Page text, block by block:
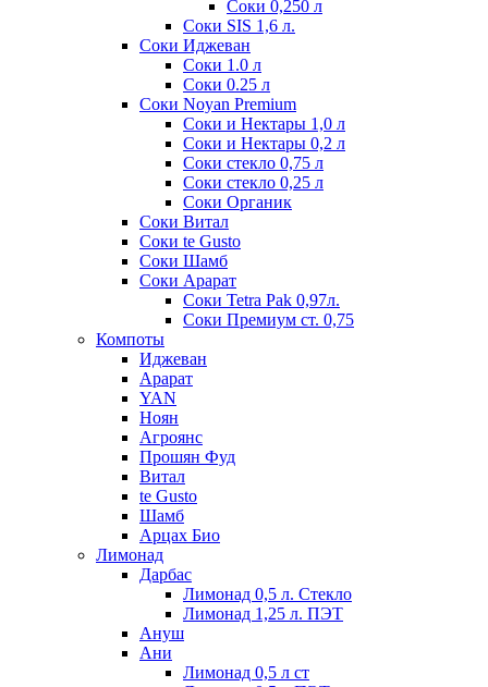
Соки 0,250 л
Соки SIS 1,6 л.
Соки Иджеван
Соки 1.0 л
Соки 0.25 л
Соки Noyan Premium
Соки и Нектары 1,0 л
Соки и Нектары 0,2 л
Соки стекло 0,75 л
Соки стекло 0,25 л
Соки Органик
Соки Витал
Соки te Gusto
Соки Шамб
Соки Арарат
Соки Tetra Pak 0,97л.
Соки Премиум ст. 0,75
Компоты
Иджеван
Арарат
YAN
Ноян
Агроянс
Прошян Фуд
Витал
te Gusto
Шамб
Арцах Био
Лимонад
Дарбас
Лимонад 0,5 л. Стекло
Лимонад 1,25 л. ПЭТ
Ануш
Ани
Лимонад 0,5 л ст